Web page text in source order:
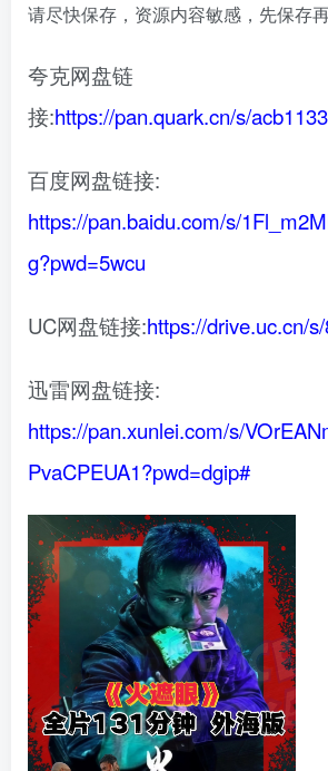
请尽快保存，资源内容敏感，先保存
夸克网盘链
接:https://pan.quark.cn/s/
百度网盘链接:
https://pan.baidu.com/s/
g?pwd=5wcu
UC网盘链接:https://drive.uc.cn/
迅雷网盘链接:
https://pan.xunlei.com/s/
PvaCPEUA1?pwd=dgip#